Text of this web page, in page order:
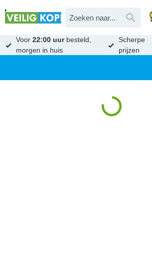
Voor22:00 uurbesteld,
morgen in huis
Scherpe
prijzen